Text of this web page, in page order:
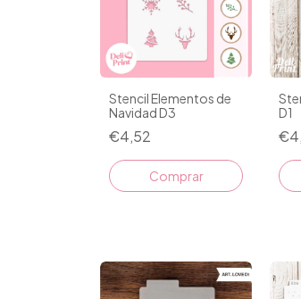
Stencil Elementos de
Navidad D3
€4,52
D1